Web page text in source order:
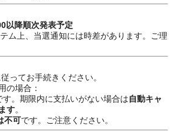
以降順次発表予定
ム上、当選通知には時差があります。ご理
ってお手続きください。
の場合：
す。期限内に支払いがない場合は自動キャ
す。
不可です。ご注意ください。